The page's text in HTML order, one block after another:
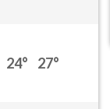
24° 27°